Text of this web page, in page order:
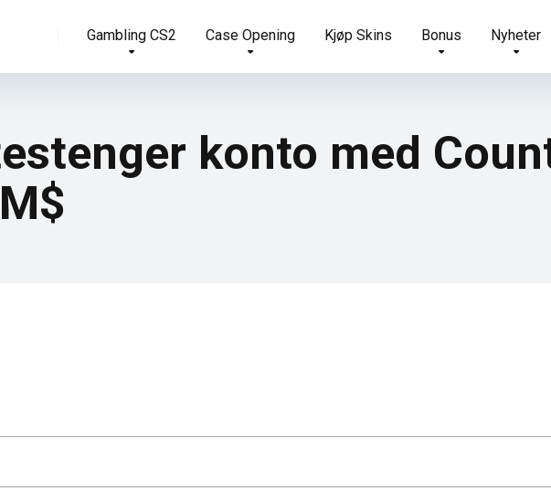
Gambling CS2 Case Opening Kjøp Skins Bonus Nyheter
konto med